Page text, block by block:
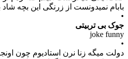
بابام نمیدونست از زرنگی این بچه
•
جوک بی تربیتی
joke funny
•
دولت میگه زنا نرن استادیوم چون